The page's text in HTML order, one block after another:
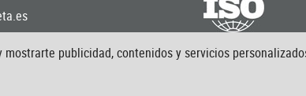
publicidad, contenidos y servicios9001:2015